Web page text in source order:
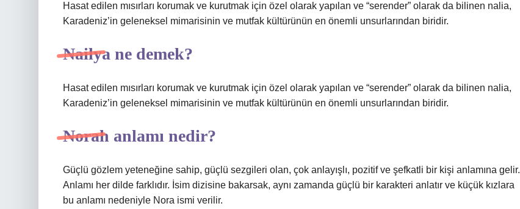
Hasat edilen mısırları korumak ve kurutmak için özel olarak yapılan ve “serender” olarak da bilinen nalia,
Karadeniz’in geleneksel mimarisinin ve mutfak kültürünün en önemli unsurlarından biridir.
Nailya ne demek?
Hasat edilen mısırları korumak ve kurutmak için özel olarak yapılan ve “serender” olarak da bilinen nalia,
Karadeniz’in geleneksel mimarisinin ve mutfak kültürünün en önemli unsurlarından biridir.
Norah anlamı nedir?
Güçlü gözlem yeteneğine sahip, güçlü sezgileri olan, çok anlayışlı, pozitif ve şefkatli bir kişi anlamına gelir.
Anlamı her dilde farklıdır. İsim dizisine bakarsak, aynı zamanda güçlü bir karakteri anlatır ve küçük kızlara
bu anlamı nedeniyle Nora ismi verilir.